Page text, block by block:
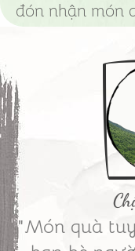
đón nhận món
"Món quà